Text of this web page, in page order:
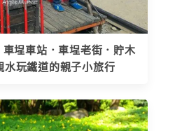
車埕車站．車埕老街．貯木
水玩鐵道的親子小旅行